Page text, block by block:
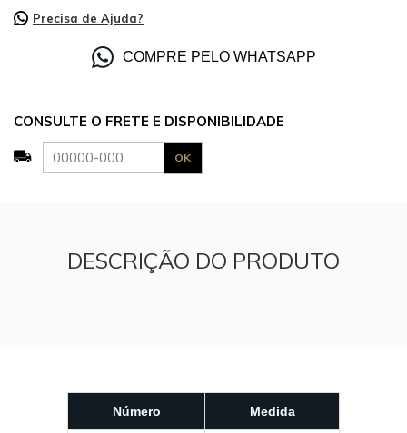
Precisa de Ajuda?
COMPRE PELO WHATSAPP
CONSULTE O FRETE E DISPONIBILIDADE
DESCRIÇÃO DO PRODUTO
Número Medida